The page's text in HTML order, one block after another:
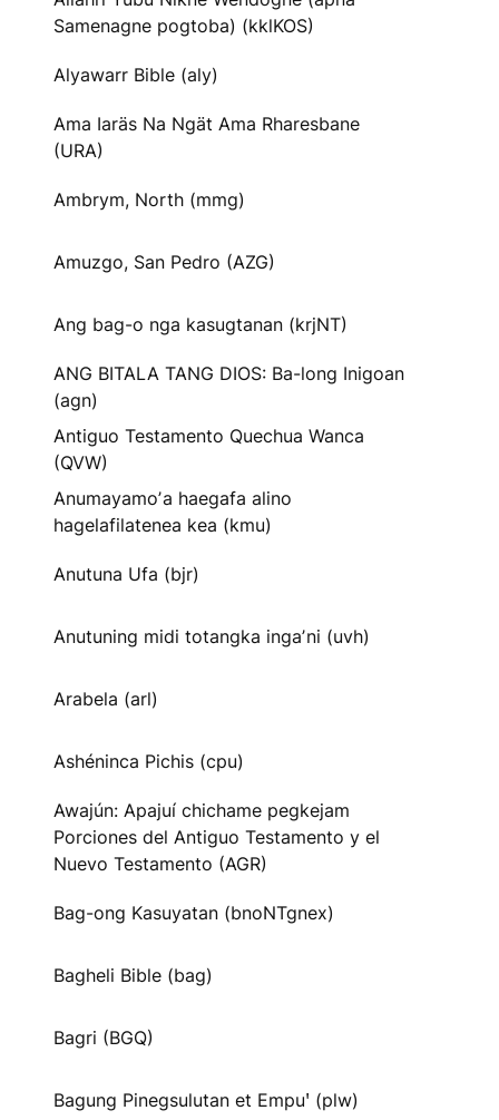
Samenagne pogtoba) (kklKOS)
Alyawarr Bible (aly)
Ama Iaräs Na Ngät Ama Rharesbane
(URA)
Ambrym, North (mmg)
Amuzgo, San Pedro (AZG)
Ang bag-o nga kasugtanan (krjNT)
ANG BITALA TANG DIOS: Ba-long Inigoan
(agn)
Antiguo Testamento Quechua Wanca
(QVW)
Anumayamoʼa haegafa alino
hagelafilatenea kea (kmu)
Anutuna Ufa (bjr)
Anutuning midi totangka ingaʼni (uvh)
Arabela (arl)
Ashéninca Pichis (cpu)
Awajún: Apajuí chichame pegkejam
Porciones del Antiguo Testamento y el
Nuevo Testamento (AGR)
Bag-ong Kasuyatan (bnoNTgnex)
Bagheli Bible (bag)
Bagri (BGQ)
Bagung Pinegsulutan et Empuꞌ (plw)